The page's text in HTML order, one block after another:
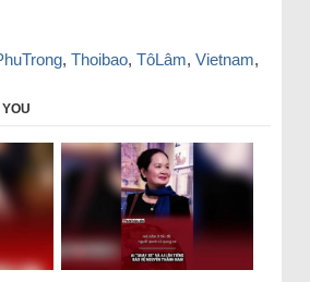
, Thoibao, TôLâm, Vietnam,